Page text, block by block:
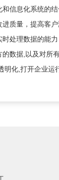
信息化系统的
进质量，提高客
时处理数据的能
数据,以及对所
明化,打开企业运